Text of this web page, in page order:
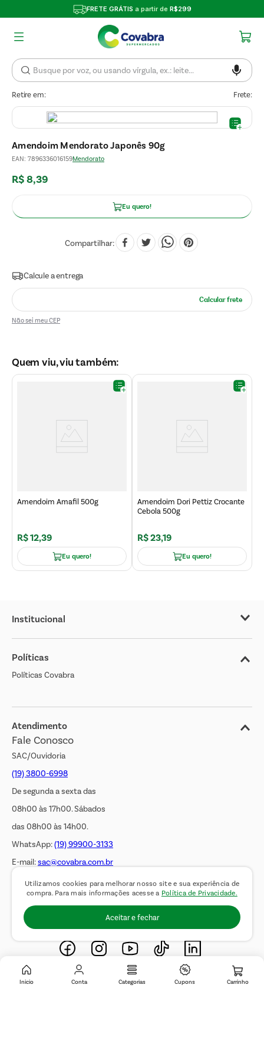
Utilizamos cookies para melhorar nosso site e sua experiência de
compra. Para mais informações acesse a Política de Privacidade.
Aceitar e fechar
FRETE GRÁTIS a partir de R$299
Retire em: Frete:
Inicio Conta Categorias Cupons
Amendoim Mendorato Japonês 90g
EAN: 7896336016159Mendorato
R$8,39
Eu quero!
Compartilhar
Não sei meu CEP
Quem viu, viu também:
Amendoim Amafil 500g
R$12,39
Eu quero!
Amendoim Dori Pettiz Crocante
Cebola 500g
R$23,19
Eu quero!
Institucional
Sobre o Covabra
Nossas Lojas
Cliente Bem Estar
Jornal de Ofertas
Transparência Salarial
Políticas
Políticas Covabra
Atendimento
Fale Conosco
SAC/Ouvidoria
(19) 3800-6998
De segunda a sexta das
08h00 às 17h00. Sábados
das 08h00 às 14h00.
WhatsApp:(19) 99900-3133
E-mail:sac@covabra.com.br
Negócios Imobiliários
Novos Fornecedores